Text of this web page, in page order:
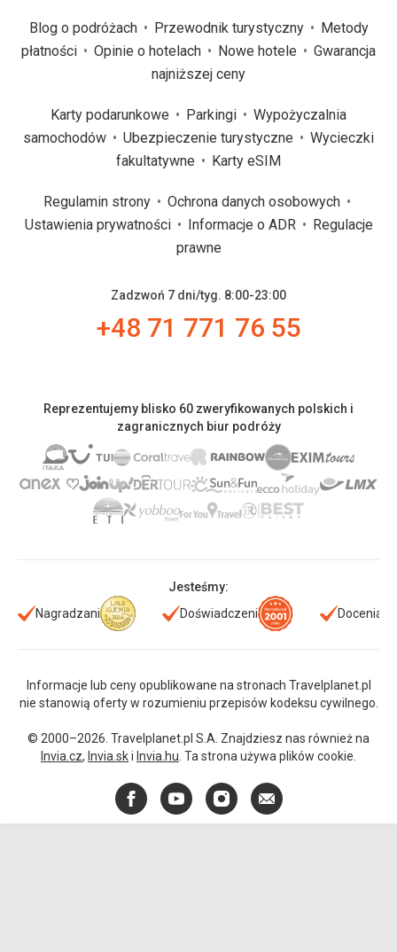
Blog o podróżach Przewodnik turystyczny
Metody
płatności
Opinie o hotelach Nowe hotele
Gwarancja
najniższej ceny
Karty podarunkowe Parkingi
Wypożyczalnia
samochodów
Ubezpieczenie turystyczne
Wycieczki
fakultatywne
Karty eSIM
Regulamin strony
Ochrona danych osobowych
Ustawienia prywatności
Informacje o ADR
Regulacje
prawne
Zadzwoń 7 dni/tyg. 8:00-23:00
+48 71 771 76 55
Reprezentujemy blisko 60 zweryfikowanych polskich i
zagranicznych biur podróży
Jesteśmy:
Nagradzani
Doświadczeni Doceniani
Informacje lub ceny opublikowane na stronach Travelplanet.pl
nie stanowią oferty w rozumieniu przepisów kodeksu cywilnego.
© 2000–2026. Travelplanet.pl S.A. Znajdziesz nas również na
Invia.cz, Invia.ski Invia.hu . Ta strona używa plików cookie.
FacebookYouTubeInstagram
E-
mail